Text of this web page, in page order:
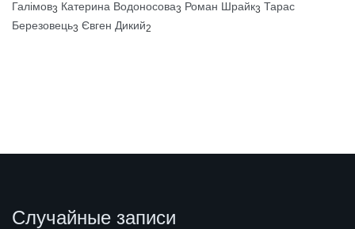
Галімов3 Катерина Водоносова3 Роман Шрайк3 Тарас
Березовець3 Євген Дикий2
Случайные записи